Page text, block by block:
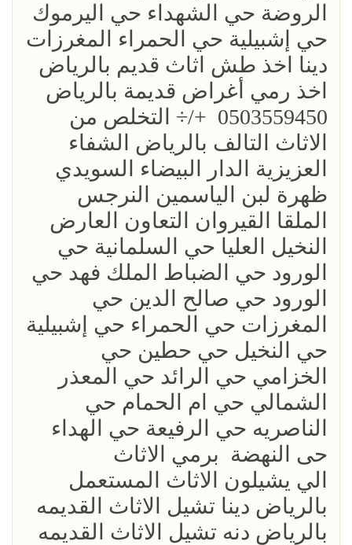
الروضة حي الشهداء حي اليرموك
حي إشبيلية حي الحمراء المغرزات
دينا اخذ طش اثاث قديم بالرياض
اخذ رمي أغراض قديمة بالرياض
0503559450 +/÷ التخلص من
الاثاث التالف بالرياض الشفاء
العزيزية الدار البيضاء السويدي
ظهرة لبن الياسمين النرجس
الملقا القيروان التعاون العارض
النخيل العليا حي السلمانية حي
الورود حي الضباط الملك فهد حي
الورود حي صالح الدين حي
المغرزات حي الحمراء حي إشبيلية
حي النخيل حي حطين حي
الخزامي حي الرائد حي المعذر
الشمالي حي ام الحمام حي
الناصريه حي الرفيعة حي الهداء
حى النهضة برمي الاثاث
الي يشيلون الاثاث المستعمل
بالرياض دينا تشيل الاثاث القديمه
بالرياض دنه تشيل الاثاث القديمه